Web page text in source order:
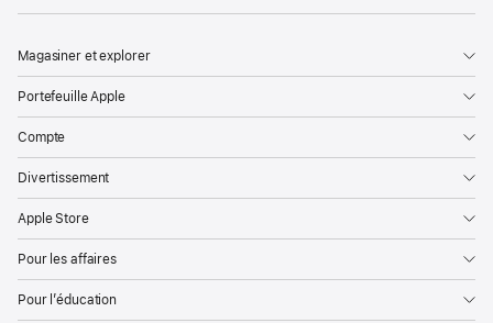
Magasiner et explorer
Portefeuille Apple
Compte
Divertissement
Apple Store
Pour les affaires
Pour l’éducation